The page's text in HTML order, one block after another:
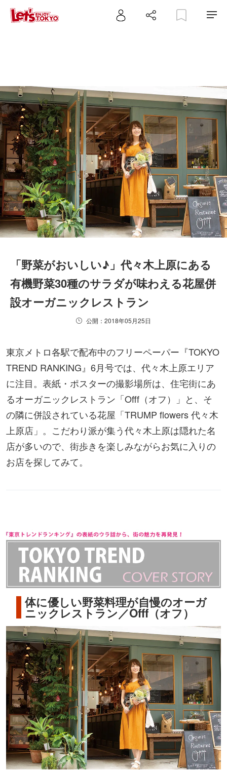
「野菜がおいしい♪」代々木上原にある
有機野菜30種のサラダが味わえる花屋併
設オーガニックレストラン
公開：2018年05月25日
東京メトロ各駅で配布中のフリーペーパー『TOKYO
TREND RANKING』6月号では、代々木上原エリア
に注目。表紙・ポスターの撮影場所は、住宅街にあ
るオーガニックレストラン「Offf（オフ）」と、そ
の隣に併設されている花屋「TRUMP flowers 代々木
上原店」。こだわり派が集う代々木上原は隠れた名
店が多いので、街歩きを楽しみながらお気に入りの
お店を探してみて。
体に優しい野菜料理が自慢のオーガ
ニックレストラン／Offf（オフ）